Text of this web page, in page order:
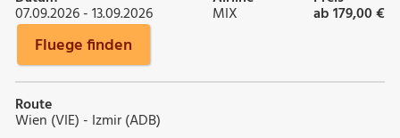
07.09.2026 - 13.09.2026 MIX ab 179,00 €
Fluege finden
Route
Wien (VIE) - Izmir (ADB)